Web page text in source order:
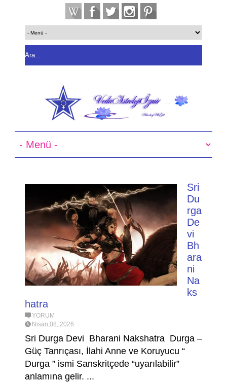
Sri
Du
rga
De
vi
Bh
ara
ni
Na
ks
hatra
YORUM
Nisan 08, 2026
Sri Durga Devi Bharani Nakshatra Durga –
Güç Tanrıçası, İlahi Anne ve Koruyucu “
Durga ” ismi Sanskritçede “uyarılabilir”
anlamına gelir. ...